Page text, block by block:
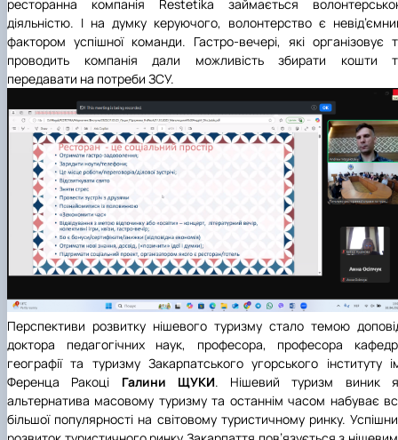
ресторанна компанія Restetika займається
діяльністю. І на думку керуючого, волонтерство є
фактором успішної команди. Гастро-вечері, які організовує
проводить компанія дали можливість збирати кошти
передавати на потреби ЗСУ.
Перспективи розвитку нішевого туризму стало темою
доктора педагогічних наук, професора, професора
географії та туризму Закарпатського угорського інституту
Ференца Ракоці
Галини ЩУКИ. Нішевий туризм виник
альтернатива масовому туризму та останнім часом набуває
більшої популярності на світовому туристичному ринку.